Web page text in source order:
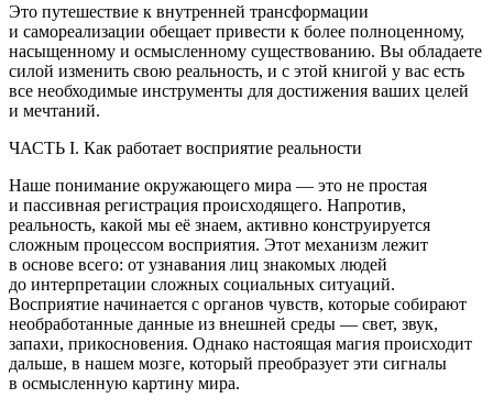
Это путешествие к внутренней трансформации
и самореализации обещает привести к более полноценному,
насыщенному и осмысленному существованию. Вы обладаете
силой изменить свою реальность, и с этой книгой у вас есть
все необходимые инструменты для достижения ваших целей
и мечтаний.
ЧАСТЬ I. Как работает восприятие реальности
Наше понимание окружающего мира — это не простая
и пассивная регистрация происходящего. Напротив,
реальность, какой мы её знаем, активно конструируется
сложным процессом восприятия. Этот механизм лежит
в основе всего: от узнавания лиц знакомых людей
до интерпретации сложных социальных ситуаций.
Восприятие начинается с органов чувств, которые собирают
необработанные данные из внешней среды — свет, звук,
запахи, прикосновения. Однако настоящая магия происходит
дальше, в нашем мозге, который преобразует эти сигналы
в осмысленную картину мира.